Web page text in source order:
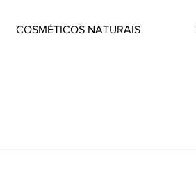
COSMÉTICOS NATURAIS